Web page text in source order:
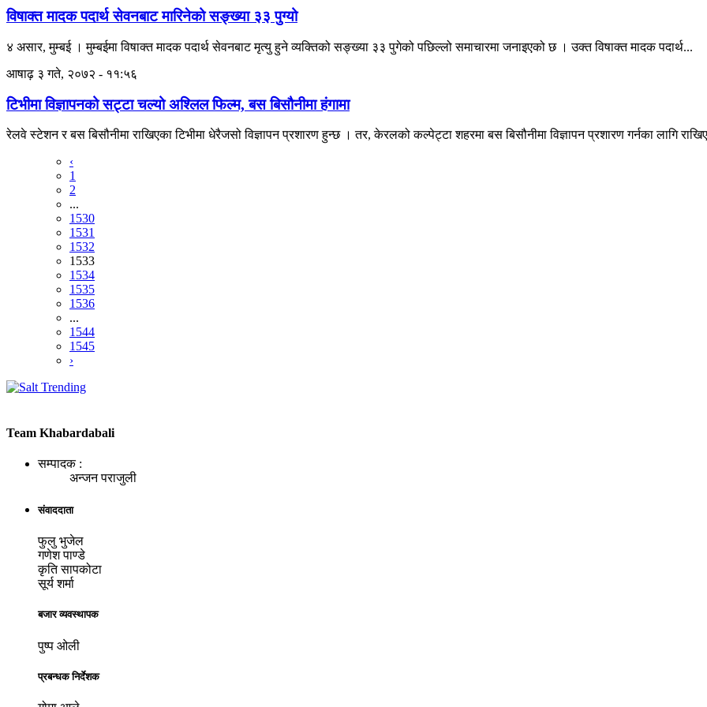
विषाक्त मादक पदार्थ सेवनबाट मारिनेको सङ्ख्या ३३ पुग्यो
४ असार, मुम्बई । मुम्बईमा विषाक्त मादक पदार्थ सेवनबाट मृत्यु हुने व्यक्तिको सङ्ख्या ३३ पुगेको पछिल्लो समाचारमा जनाइएको छ । उक्त विषाक्त मादक पदार्थ...
आषाढ़ ३ गते, २०७२ - ११:५६
टिभीमा विज्ञापनको सट्टा चल्यो अश्लिल फिल्म, बस बिसौनीमा हंगामा
रेलवे स्टेशन र बस बिसौनीमा राखिएका टिभीमा धेरैजसो विज्ञापन प्रशारण हुन्छ । तर, केरलको कल्पेट्टा शहरमा बस बिसौनीमा विज्ञापन प्रशारण गर्नका लागि
‹
1
2
...
1530
1531
1532
1533
1534
1535
1536
...
1544
1545
›
Team Khabardabali
सम्पादक :
अन्जन पराजुली
संवाददाता
फुलु भुजेल
गणेश पाण्डे
कृति सापकोटा
सूर्य शर्मा
बजार व्यवस्थापक
पुष्प ओली
प्रबन्धक निर्देशक